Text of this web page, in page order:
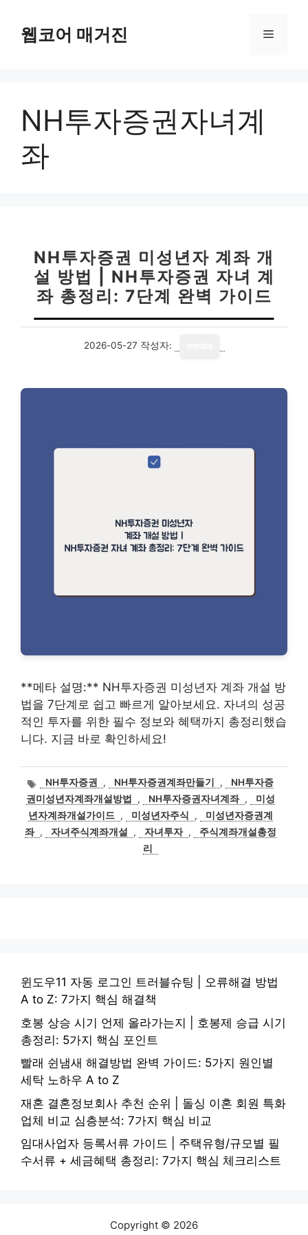
웹코어 매거진 메
NH투자증권자녀계
좌
NH투자증권 미성년자 계좌 개
설 방법 | NH투자증권 자녀 계
좌 총정리: 7단계 완벽 가이드
2026-05-27 작성자:
**메타 설명:** NH투자증권 미성년자 계좌 개설 방
법을 7단계로 쉽고 빠르게 알아보세요. 자녀의 성공
적인 투자를 위한 필수 정보와 혜택까지 총정리했습
니다. 지금 바로 확인하세요!
태
그
NH투자증권 , NH투자증권계좌만들기 ,
NH투자증
권미성년자계좌개설방법
, NH투자증권자녀계좌 ,
미성
년자계좌개설가이드 , 미성년자주식 ,
미성년자증권계
좌 , 자녀주식계좌개설 , 자녀투자 ,
주식계좌개설총정
리
윈도우11 자동 로그인 트러블슈팅 | 오류해결 방법
A to Z: 7가지 핵심 해결책
호봉 상승 시기 언제 올라가는지 | 호봉제 승급 시기
총정리: 5가지 핵심 포인트
빨래 쉰냄새 해결방법 완벽 가이드: 5가지 원인별
세탁 노하우 A to Z
재혼 결혼정보회사 추천 순위 | 돌싱 이혼 회원 특화
업체 비교 심층분석: 7가지 핵심 비교
임대사업자 등록서류 가이드 | 주택유형/규모별 필
수서류 + 세금혜택 총정리: 7가지 핵심 체크리스트
Copyright © 2026